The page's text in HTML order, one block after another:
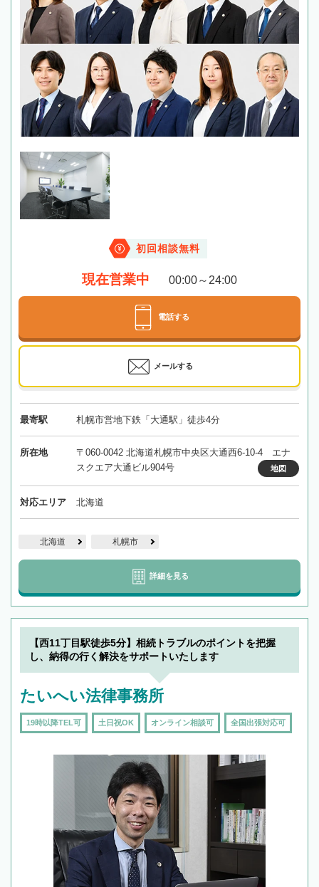
初回相談無料
現在営業中 00:00～24:00
電話する
メールする
最寄駅 札幌市営地下鉄「大通駅」徒歩4分
所在地
〒060-0042 北海道札幌市中央区大通西6-10-4 エナ
スクエア大通ビル904号
地図
対応エリア 北海道
北海道 札幌市
詳細を見る
【西11丁目駅徒歩5分】相続トラブルのポイントを把握
し、納得の行く解決をサポートいたします
たいへい法律事務所
19時以降TEL可 土日祝OK オンライン相談可 全国出張対応可